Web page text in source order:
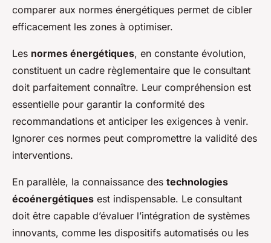
comparer aux normes énergétiques permet de cibler
efficacement les zones à optimiser.
Les normes énergétiques, en constante évolution,
constituent un cadre règlementaire que le consultant
doit parfaitement connaître. Leur compréhension est
essentielle pour garantir la conformité des
recommandations et anticiper les exigences à venir.
Ignorer ces normes peut compromettre la validité des
interventions.
En parallèle, la connaissance des technologies
écoénergétiques est indispensable. Le consultant
doit être capable d’évaluer l’intégration de systèmes
innovants, comme les dispositifs automatisés ou les